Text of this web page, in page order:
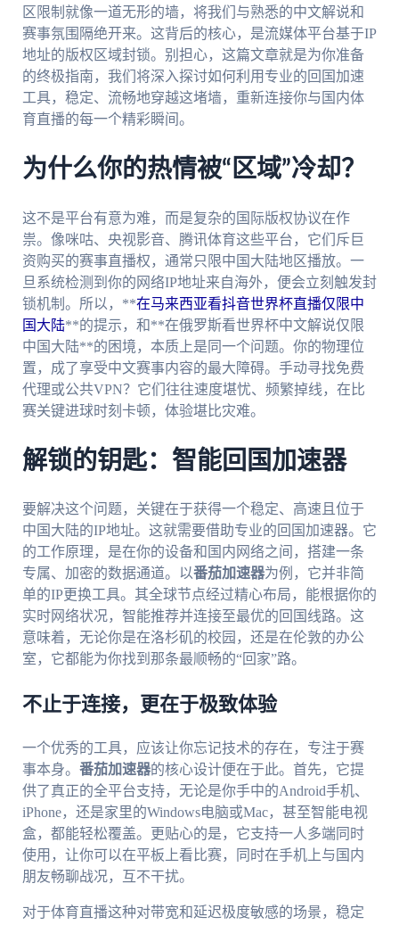
区限制就像一道无形的墙，将我们与熟悉的中文解说和
赛事氛围隔绝开来。这背后的核心，是流媒体平台基于IP
地址的版权区域封锁。别担心，这篇文章就是为你准备
的终极指南，我们将深入探讨如何利用专业的回国加速
工具，稳定、流畅地穿越这堵墙，重新连接你与国内体
育直播的每一个精彩瞬间。
为什么你的热情被“区域”冷却？
这不是平台有意为难，而是复杂的国际版权协议在作
祟。像咪咕、央视影音、腾讯体育这些平台，它们斥巨
资购买的赛事直播权，通常只限中国大陆地区播放。一
旦系统检测到你的网络IP地址来自海外，便会立刻触发封
锁机制。所以，**在马来西亚看抖音世界杯直播仅限中
国大陆**的提示，和**在俄罗斯看世界杯中文解说仅限
中国大陆**的困境，本质上是同一个问题。你的物理位
置，成了享受中文赛事内容的最大障碍。手动寻找免费
代理或公共VPN？它们往往速度堪忧、频繁掉线，在比
赛关键进球时刻卡顿，体验堪比灾难。
解锁的钥匙：智能回国加速器
要解决这个问题，关键在于获得一个稳定、高速且位于
中国大陆的IP地址。这就需要借助专业的回国加速器。它
的工作原理，是在你的设备和国内网络之间，搭建一条
专属、加密的数据通道。以番茄加速器为例，它并非简
单的IP更换工具。其全球节点经过精心布局，能根据你的
实时网络状况，智能推荐并连接至最优的回国线路。这
意味着，无论你是在洛杉矶的校园，还是在伦敦的办公
室，它都能为你找到那条最顺畅的“回家”路。
不止于连接，更在于极致体验
一个优秀的工具，应该让你忘记技术的存在，专注于赛
事本身。 番茄加速器的核心设计便在于此。首先，它提
供了真正的全平台支持，无论是你手中的Android手机、
iPhone，还是家里的Windows电脑或Mac，甚至智能电视
盒，都能轻松覆盖。更贴心的是，它支持一人多端同时
使用，让你可以在平板上看比赛，同时在手机上与国内
朋友畅聊战况，互不干扰。
对于体育直播这种对带宽和延迟极度敏感的场景，稳定